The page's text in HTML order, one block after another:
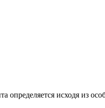
определяется исходя из